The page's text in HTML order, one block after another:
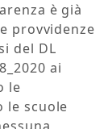
è già
provvidenze
del DL
ai
le
le scuole